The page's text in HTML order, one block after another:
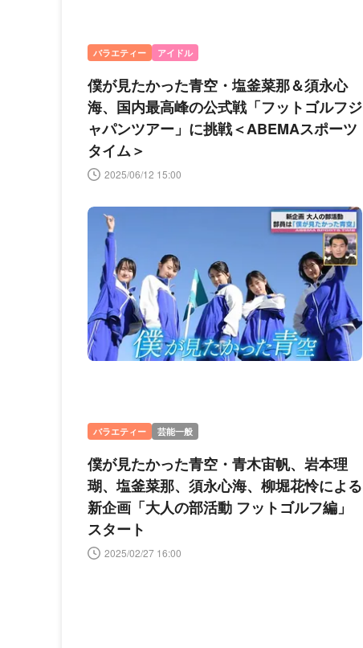
バラエティー アイドル
僕が見たかった青空・塩釜菜那＆須永心
海、国内最高峰の公式戦「フットゴルフジ
ャパンツアー」に挑戦＜ABEMAスポーツ
タイム＞
2025/06/12 15:00
バラエティー 芸能一般
僕が見たかった青空・青木宙帆、岩本理
瑚、塩釜菜那、須永心海、柳堀花怜による
新企画「大人の部活動 フットゴルフ編」
スタート
2025/02/27 16:00